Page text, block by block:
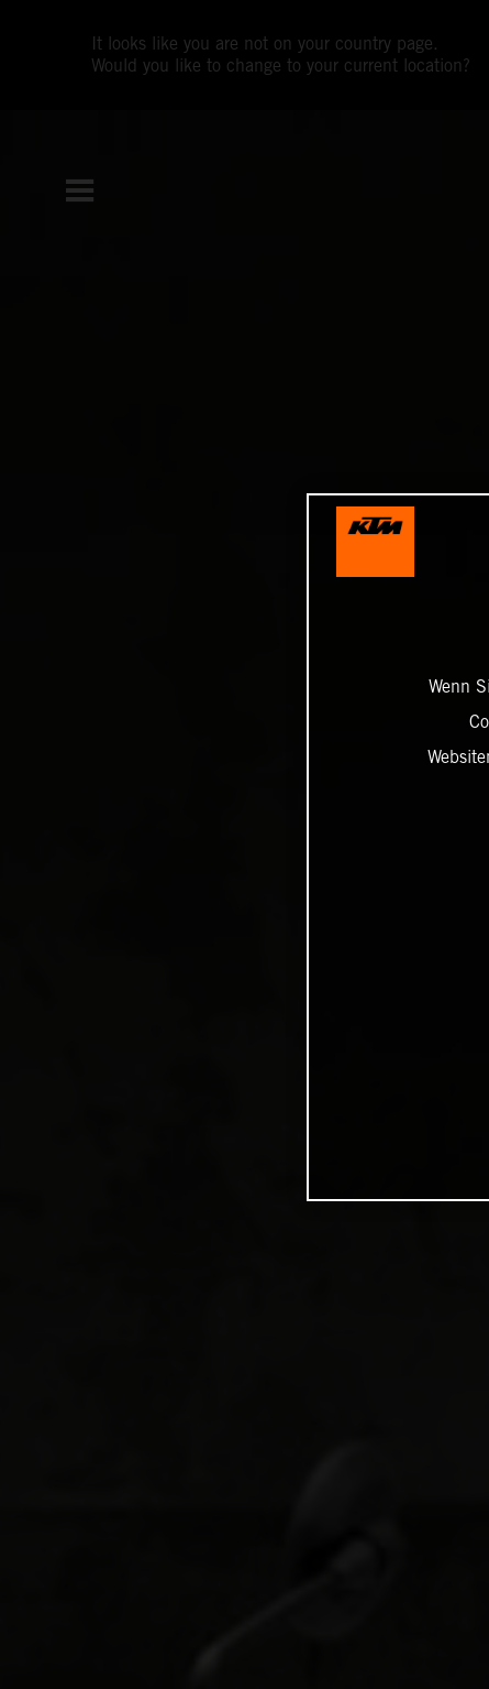
It looks like you are not on your country page.
Would you like to change to your current location?
Wenn